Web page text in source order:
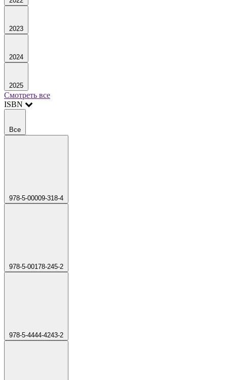
2023
2024
2025
Смотреть все
ISBN
Все
978-5-00009-318-4
978-5-00178-245-2
978-5-4444-4243-2